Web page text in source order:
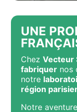
UNE
ChezVecteur
fabriquer nos
notre
région
Notre